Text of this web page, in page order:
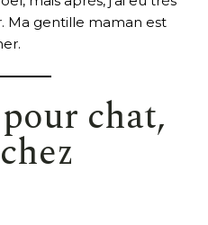
Ma gentille maman est
chat,